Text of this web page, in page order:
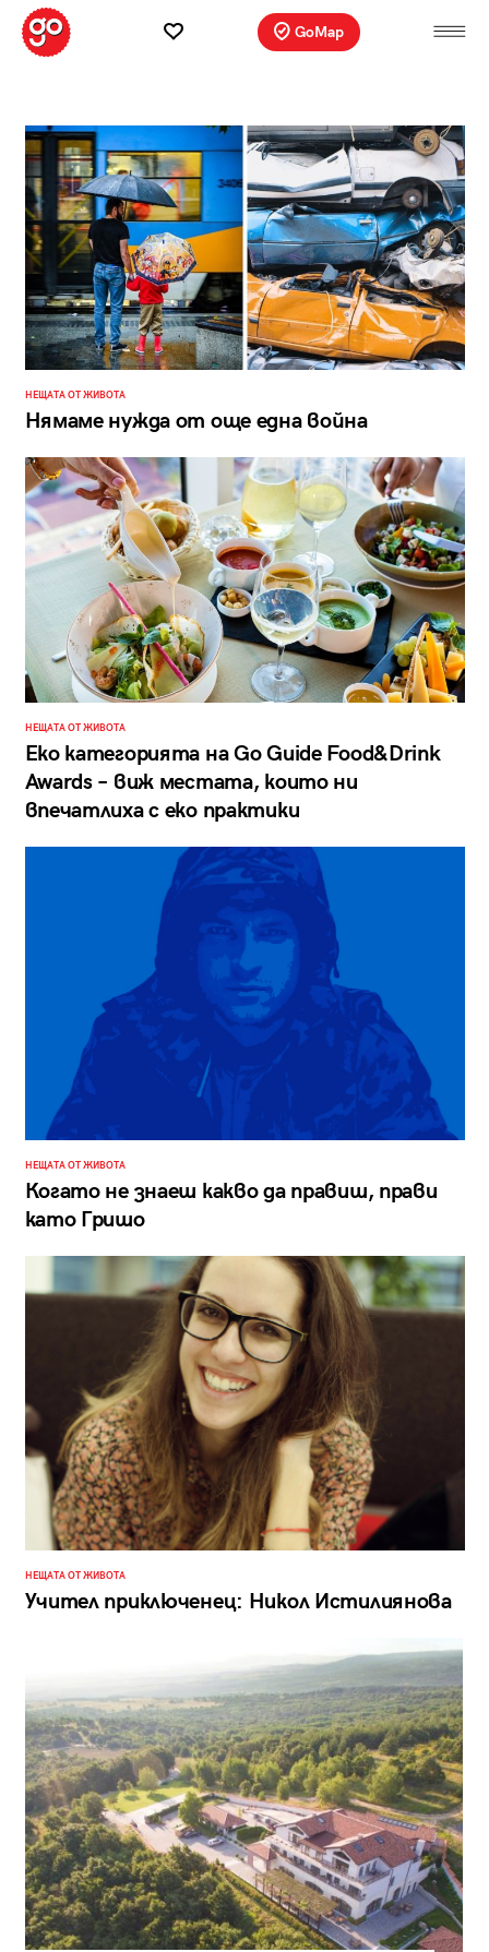
GoMap
НЕЩАТА ОТ ЖИВОТА
Нямаме нужда от още една война
НЕЩАТА ОТ ЖИВОТА
Еко категорията на Go Guide Food&Drink
Awards – виж местата, които ни
впечатлиха с еко практики
НЕЩАТА ОТ ЖИВОТА
Когато не знаеш какво да правиш, прави
като Гришо
НЕЩАТА ОТ ЖИВОТА
Учител приключенец: Никол Истилиянова